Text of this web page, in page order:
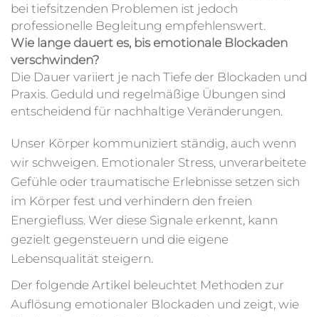
bei tiefsitzenden Problemen ist jedoch
professionelle Begleitung empfehlenswert.
Wie lange dauert es, bis emotionale Blockaden
verschwinden?
Die Dauer variiert je nach Tiefe der Blockaden und
Praxis. Geduld und regelmäßige Übungen sind
entscheidend für nachhaltige Veränderungen.
Unser Körper kommuniziert ständig, auch wenn
wir schweigen. Emotionaler Stress, unverarbeitete
Gefühle oder traumatische Erlebnisse setzen sich
im Körper fest und verhindern den freien
Energiefluss. Wer diese Signale erkennt, kann
gezielt gegensteuern und die eigene
Lebensqualität steigern.
Der folgende Artikel beleuchtet Methoden zur
Auflösung emotionaler Blockaden und zeigt, wie